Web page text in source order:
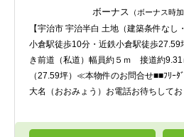
ボーナス （ボーナス時加
【宇治市 宇治半白 土地（建築条件な
小倉駅徒歩10分・近鉄小倉駅徒歩
き前道（私道）幅員約５ｍ 接道約
（27.59坪）≪本物件のお問合せ■■ﾌﾘｰ
大名（おおみょう）お電話お待ちして